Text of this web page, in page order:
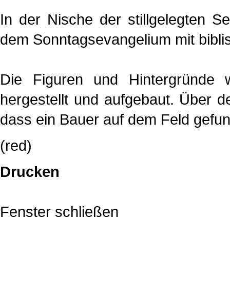
In der Nische der stillgelegten
dem Sonntagsevangelium mit
Die Figuren und Hintergründe
hergestellt und aufgebaut. Über
dass ein Bauer auf dem Feld
(red)
Drucken
Fenster schließen